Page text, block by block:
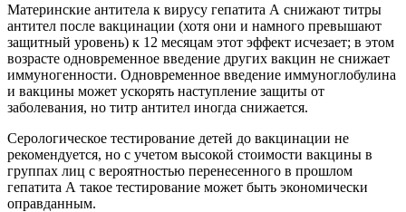
Материнские антитела к вирусу гепатита А снижают титры
антител после вакцинации (хотя они и намного превышают
защитный уровень) к 12 месяцам этот эффект исчезает; в этом
возрасте одновременное введение других вакцин не снижает
иммуногенности. Одновременное введение иммуноглобулина
и вакцины может ускорять наступление защиты от
заболевания, но титр антител иногда снижается.
Серологическое тестирование детей до вакцинации не
рекомендуется, но с учетом высокой стоимости вакцины в
группах лиц с вероятностью перенесенного в прошлом
гепатита А такое тестирование может быть экономически
оправданным.